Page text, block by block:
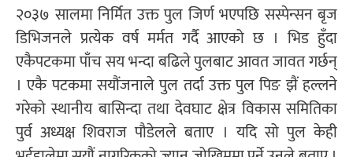
२०३७ सालमा निर्मित उक्त पुल जिर्ण भएपछि सस्पेन्सन बृज
डिभिजनले प्रत्येक वर्ष मर्मत गर्दै आएको छ । भिड हुँदा
एकैपटकमा पाँच सय भन्दा बढिले पुलबाट आवत जावत गर्छन्
। एकै पटकमा सयौंजनाले पुल तर्दा उक्त पुल पिङ झैं हल्लने
गरेको स्थानीय बासिन्दा तथा देवघाट क्षेत्र विकास समितिका
पुर्व अध्यक्ष शिवराज पौडेलले बताए । यदि सो पुल केही